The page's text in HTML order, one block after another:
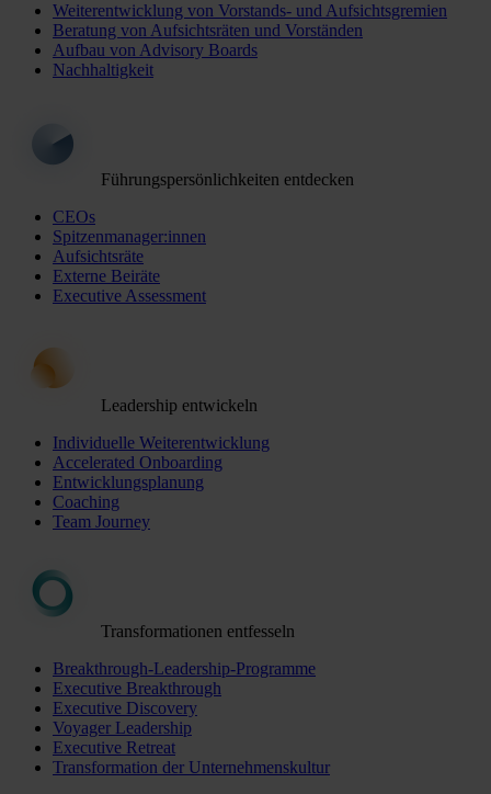
Weiterentwicklung von Vorstands- und Aufsichtsgremien
Beratung von Aufsichtsräten und Vorständen
Aufbau von Advisory Boards
Nachhaltigkeit
Führungspersönlichkeiten entdecken
CEOs
Spitzenmanager:innen
Aufsichtsräte
Externe Beiräte
Executive Assessment
Leadership entwickeln
Individuelle Weiterentwicklung
Accelerated Onboarding
Entwicklungsplanung
Coaching
Team Journey
Transformationen entfesseln
Breakthrough-Leadership-Programme
Executive Breakthrough
Executive Discovery
Voyager Leadership
Executive Retreat
Transformation der Unternehmenskultur